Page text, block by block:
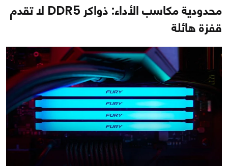
محدودية مكاسب الأداء: ذواكر DDR5 لا تقدم
قفزة هائلة